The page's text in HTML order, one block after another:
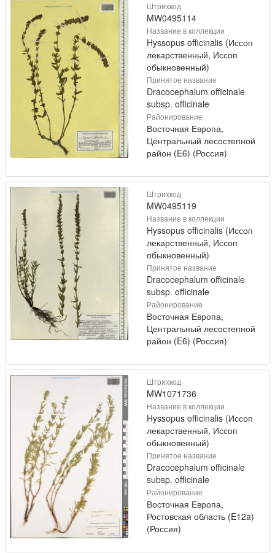
Штрихкод
MW0495114
Название в коллекции
Hyssopus officinalis (Иссоп
лекарственный, Иссоп
обыкновенный)
Принятое название
Dracocephalum officinale
subsp. officinale
Районирование
Восточная Европа,
Центральный лесостепной
район (E6) (Россия)
Штрихкод
MW0495119
Название в коллекции
Hyssopus officinalis (Иссоп
лекарственный, Иссоп
обыкновенный)
Принятое название
Dracocephalum officinale
subsp. officinale
Районирование
Восточная Европа,
Центральный лесостепной
район (E6) (Россия)
Штрихкод
MW1071736
Название в коллекции
Hyssopus officinalis (Иссоп
лекарственный, Иссоп
обыкновенный)
Принятое название
Dracocephalum officinale
subsp. officinale
Районирование
Восточная Европа,
Ростовская область (E12a)
(Россия)